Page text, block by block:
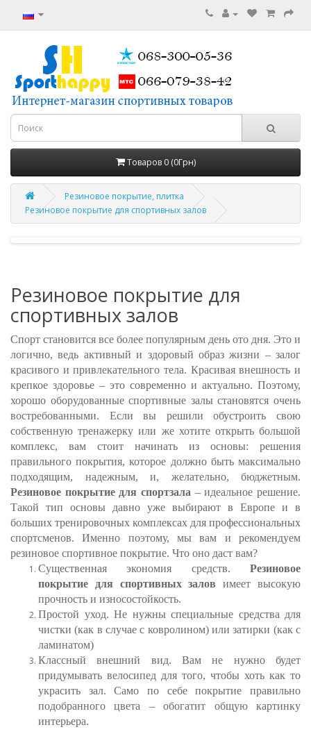
Товаров 0 (0Грн)
Резиновое покрытие, плитка
Резиновое покрытие для спортивных залов
Резиновое покрытие для
спортивных залов
Спорт становится все более популярным день ото дня. Это и
логично, ведь активный и здоровый образ жизни – залог
красивого и привлекательного тела. Красивая внешность и
крепкое здоровье – это современно и актуально. Поэтому,
хорошо оборудованные спортивные залы становятся очень
востребованными. Если вы решили обустроить свою
собственную тренажерку или же хотите открыть большой
комплекс, вам стоит начинать из основы: решения
правильного покрытия, которое должно быть максимально
подходящим, надежным, и, желательно, бюджетным.
Резиновое покрытие для спортзала – идеальное решение.
Такой тип основы давно уже выбирают в Европе и в
больших тренировочных комплексах для профессиональных
спортсменов. Именно поэтому, мы вам и рекомендуем
резиновое спортивное покрытие. Что оно даст вам?
Существенная экономия средств. Резиновое
покрытие для спортивных залов имеет высокую
прочность и износостойкость.
Простой уход. Не нужны специальные средства для
чистки (как в случае с ковролином) или затирки (как с
ламинатом)
Классный внешний вид. Вам не нужно будет
придумывать велосипед для того, чтобы хоть как то
украсить зал. Само по себе покрытие правильно
подобранного цвета – обогатит общую картинку
интерьера.